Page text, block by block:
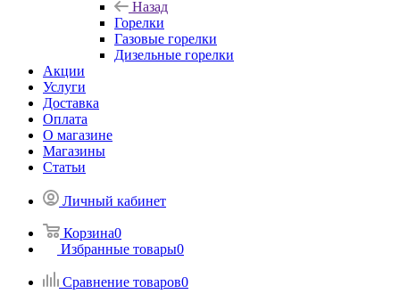
Назад
Горелки
Газовые горелки
Дизельные горелки
Акции
Услуги
Доставка
Оплата
О магазине
Магазины
Статьи
Личный кабинет
Корзина0
Избранные товары0
Сравнение товаров0